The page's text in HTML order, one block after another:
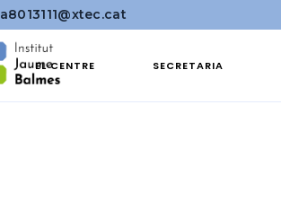
a8013111@xtec.cat
EL CENTRE SECRETARIA